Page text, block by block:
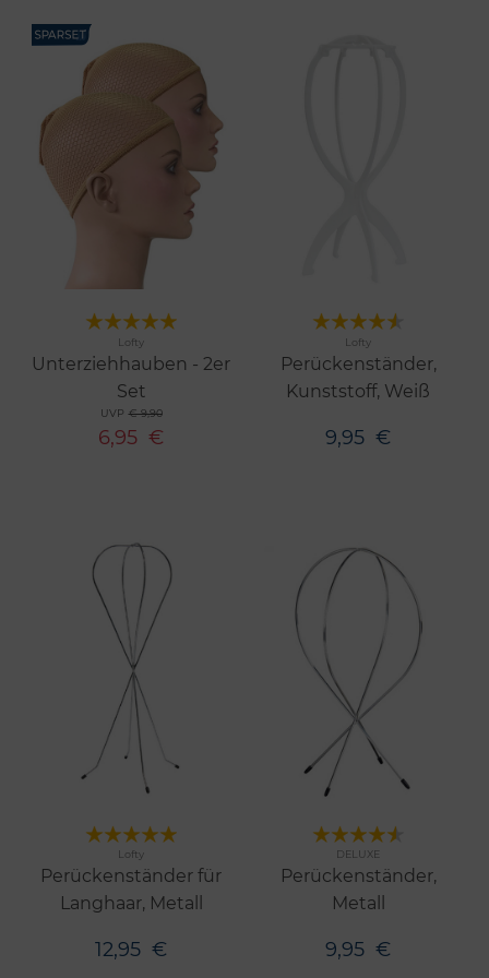
Merken
Lofty
Unterziehhauben - 2er
Set
UVP € 9,90
6,95 €
Merken
Lofty
Perückenständer,
Kunststoff, Weiß
9,95 €
Merken
Lofty
Perückenständer für
Langhaar, Metall
12,95 €
Merken
DELUXE
Perückenständer,
Metall
9,95 €